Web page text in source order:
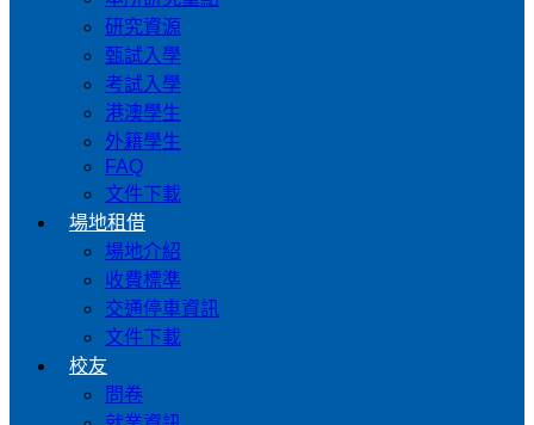
研究資源
甄試入學
考試入學
港澳學生
外籍學生
FAQ
文件下載
場地租借
場地介紹
收費標準
交通停車資訊
文件下載
校友
問卷